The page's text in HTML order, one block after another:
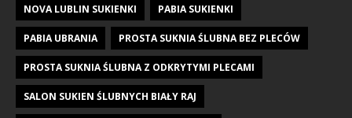
NOVA LUBLIN SUKIENKI PABIA SUKIENKI
PABIA UBRANIA PROSTA SUKNIA ŚLUBNA BEZ PLECÓW
PROSTA SUKNIA ŚLUBNA Z ODKRYTYMI PLECAMI
SALON SUKIEN ŚLUBNYCH BIAŁY RAJ